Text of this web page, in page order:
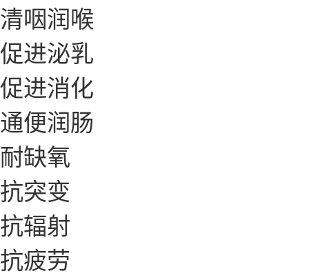
清咽润喉
促进泌乳
促进消化
通便润肠
耐缺氧
抗突变
抗辐射
抗疲劳